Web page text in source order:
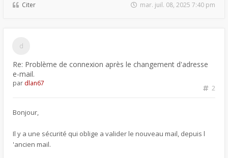
Citer mar. juil. 08, 2025 7:40 pm
Re: Problème de connexion après le changement d'adresse
e-mail.
2
par dlan67
Bonjour,
Il y a une sécurité qui oblige a valider le nouveau mail, depuis l
'ancien mail.